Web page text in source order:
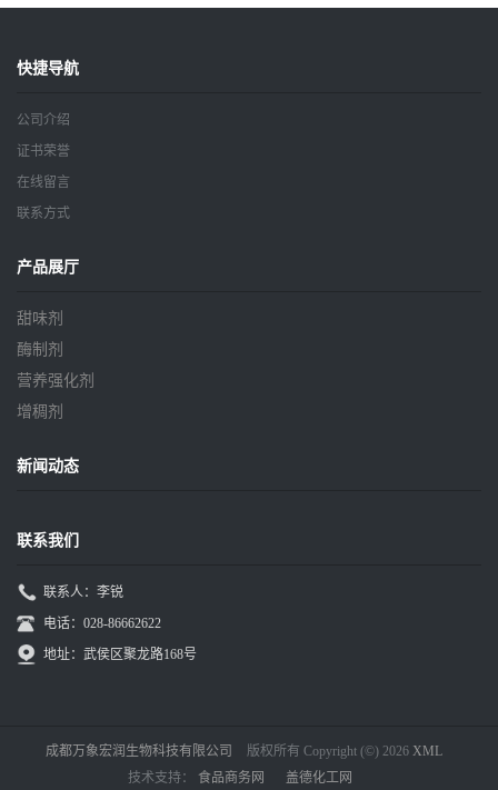
快捷导航
公司介绍
证书荣誉
在线留言
联系方式
产品展厅
甜味剂
酶制剂
营养强化剂
增稠剂
新闻动态
联系我们
联系人：李锐
电话：028-86662622
地址：武侯区聚龙路168号
成都万象宏润生物科技有限公司 版权所有 Copyright (©) 2026 XML
技术支持： 食品商务网 盖德化工网